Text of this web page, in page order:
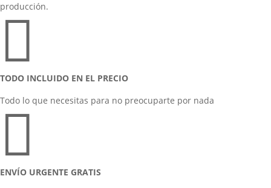
producción.

TODO INCLUIDO EN EL PRECIO
Todo lo que necesitas para no preocuparte por nada

ENVÍO URGENTE GRATIS